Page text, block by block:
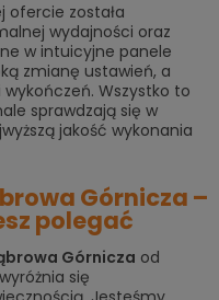
ofercie została
wydajności oraz
w intuicyjne panele
zmianę ustawień, a
Wszystko to
sprawdzają się w
jakość wykonania
Górnicza –
polegać
Górnicza od
się